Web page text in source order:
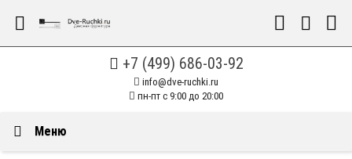
+7 (499) 686-03-92
info@dve-ruchki.ru
пн-пт с 9:00 до 20:00
Меню